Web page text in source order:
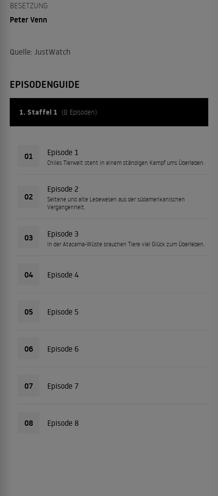
BESETZUNG
Peter Venn
Quelle: JustWatch
EPISODENGUIDE
1. Staffel 1 (8 Episoden)
01 Episode 1
Chiles Tierwelt steht in einem ständigen Kampf ums Überleben.
02
Episode 2
Seltene und alte Lebewesen aus der südamerikanischen
Vergangenheit.
03 Episode 3
In der Atacama-Wüste brauchen Tiere viel Glück zum Überleben.
04 Episode 4
05 Episode 5
06 Episode 6
07 Episode 7
08 Episode 8